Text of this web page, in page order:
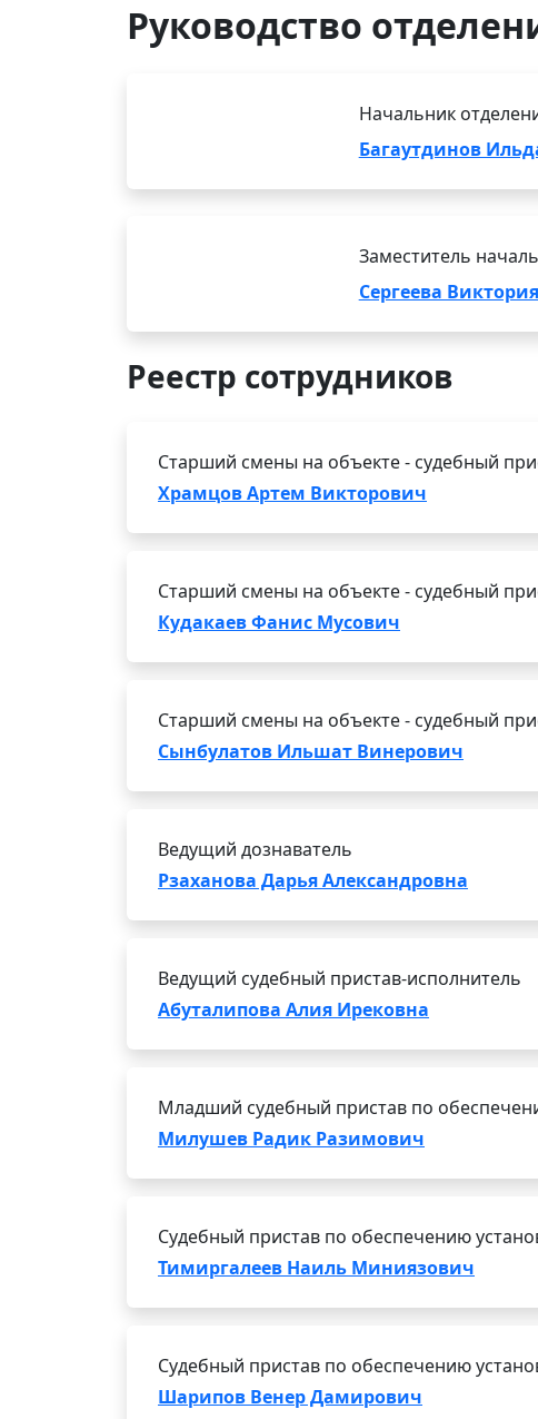
Руководство
Начальник
Багаутдинов
Заместитель
Сергеева
Реестр сотрудников
Старший смены на объекте - судебный
Храмцов Артем Викторович
Старший смены на объекте - судебный
Кудакаев Фанис Мусович
Старший смены на объекте - судебный
Сынбулатов Ильшат Винерович
Ведущий дознаватель
Рзаханова Дарья Александровна
Ведущий судебный пристав-исполнитель
Абуталипова Алия Ирековна
Младший судебный пристав по
Милушев Радик Разимович
Судебный пристав по обеспечению
Тимиргалеев Наиль Миниязович
Судебный пристав по обеспечению
Шарипов Венер Дамирович